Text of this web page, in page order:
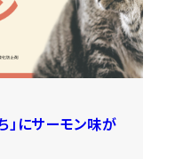
」にサーモン味が